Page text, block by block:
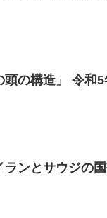
の構造」 令和5
ンとサウジの